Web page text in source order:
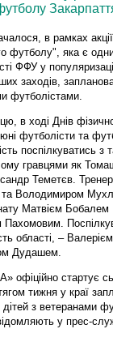
в рамках
футболу", яка є
ФФУ у
заходів,
футболістами.
в ході Днів
футболісти та
поспілкуватись з
гравцями як
Теметєв.
Володимиром
Матвієм
області, –
Дудашем.
офіційно стартує
тижня у краї
дітей з ветеранами
у прес-